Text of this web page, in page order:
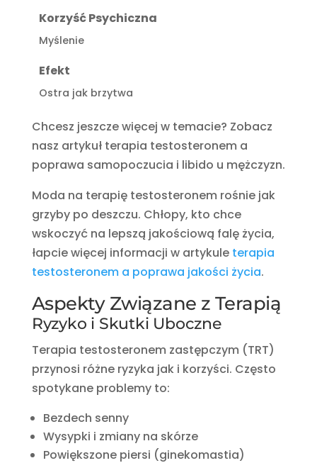
Korzyść Psychiczna
Myślenie
Efekt
Ostra jak brzytwa
Chcesz jeszcze więcej w temacie? Zobacz
nasz artykuł terapia testosteronem a
poprawa samopoczucia i libido u mężczyzn.
Moda na terapię testosteronem rośnie jak
grzyby po deszczu. Chłopy, kto chce
wskoczyć na lepszą jakościową falę życia,
łapcie więcej informacji w artykule terapia
testosteronem a poprawa jakości życia.
Aspekty Związane z Terapią
Ryzyko i Skutki Uboczne
Terapia testosteronem zastępczym (TRT)
przynosi różne ryzyka jak i korzyści. Często
spotykane problemy to:
Bezdech senny
Wysypki i zmiany na skórze
Powiększone piersi (ginekomastia)